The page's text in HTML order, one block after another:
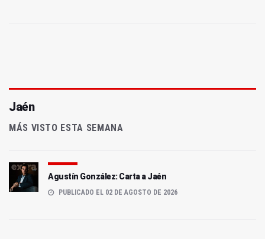
Jaén
MÁS VISTO ESTA SEMANA
Agustín González: Carta a Jaén
PUBLICADO EL 02 DE AGOSTO DE 2026